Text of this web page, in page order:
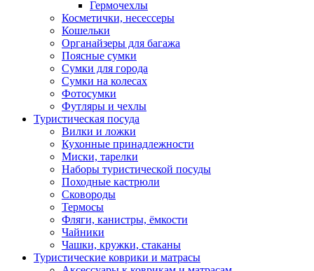
Гермочехлы
Косметички, несессеры
Кошельки
Органайзеры для багажа
Поясные сумки
Сумки для города
Сумки на колесах
Фотосумки
Футляры и чехлы
Туристическая посуда
Вилки и ложки
Кухонные принадлежности
Миски, тарелки
Наборы туристической посуды
Походные кастрюли
Сковороды
Термосы
Фляги, канистры, ёмкости
Чайники
Чашки, кружки, стаканы
Туристические коврики и матрасы